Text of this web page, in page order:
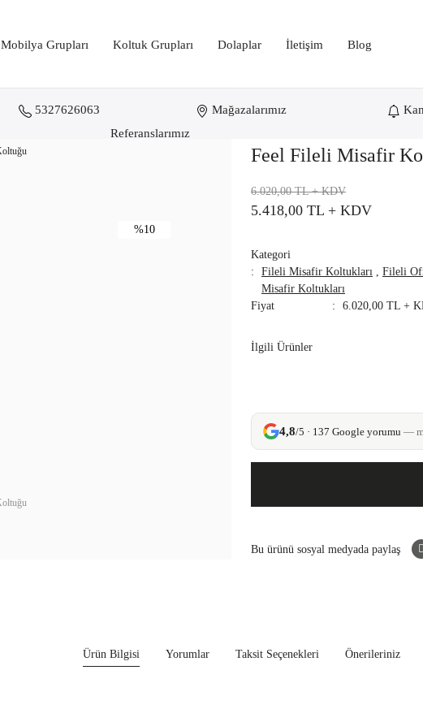
Mobilya Grupları Koltuk Grupları Dolaplar İletişim Blog
Referanslarımız
5327626063 Mağazalarımız
Feel Fileli Misafir Koltuğu
%10
Feel Fileli Misafir
5.418,00 TL + KDV
6.020,00 TL+ KDV
Kategori
Fileli Misafir Koltukları , Fileli
Misafir Koltukları
Fiyat 6.020,00 TL +
İlgili Ürünler
4,8/5 · 137 Google yorumu —
Bu ürünü sosyal medyada paylaş
Ürün Bilgisi Yorumlar Taksit Seçenekleri Önerileriniz